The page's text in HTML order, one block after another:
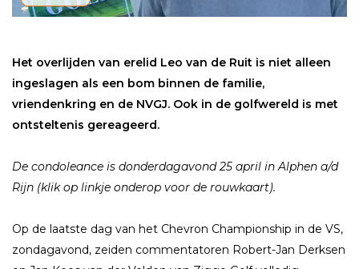
Het overlijden van erelid Leo van de Ruit is niet alleen
ingeslagen als een bom binnen de familie,
vriendenkring en de NVGJ. Ook in de golfwereld is met
ontsteltenis gereageerd.
De condoleance is donderdagavond 25 april in Alphen a/d
Rijn (klik op linkje onderop voor de rouwkaart).
Op de laatste dag van het Chevron Championship in de VS,
zondagavond, zeiden commentatoren Robert-Jan Derksen